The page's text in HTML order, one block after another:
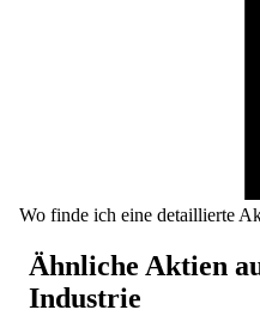
Wo finde ich eine detaillierte
Ähnliche Aktien
Industrie